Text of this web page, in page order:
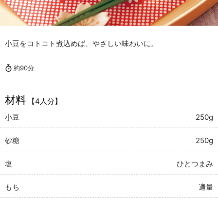
小豆をコトコト煮込めば、やさしい味わいに。
約90分
材料
【4人分】
小豆
250g
砂糖 250g
塩 ひとつまみ
もち 適量